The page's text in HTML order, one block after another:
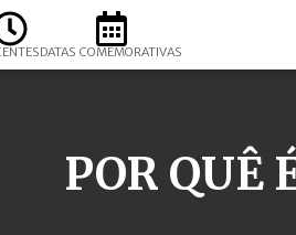
DATAS COMEMORATIVAS
POR QUÊ